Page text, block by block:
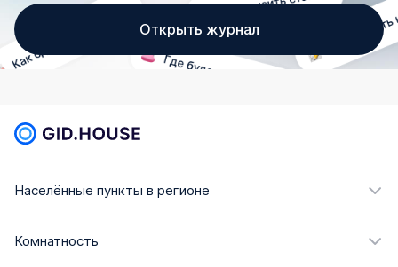
Открыть журнал
Населённые пункты в регионе
Комнатность